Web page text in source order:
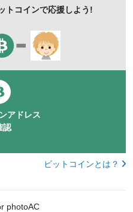
トコインで応援しよう!
アドレス
認
ビットコインとは？
photoAC